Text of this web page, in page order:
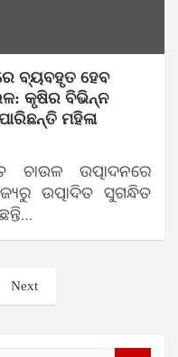
ବ୍ୟବହୃତ ହେବ
କୃଷିର ବିଭିନ୍ନ
ମହିଳା
ଚାଉଳ ଉତ୍ପାଦନରେ
ଉତ୍ପାଦିତ ସୁଗନ୍ଧିତ
Next